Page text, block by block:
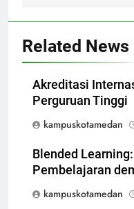
Related News
Akreditasi
Perguruan Tinggi
kampuskotamedan
Blended
Pembelajaran
kampuskotamedan